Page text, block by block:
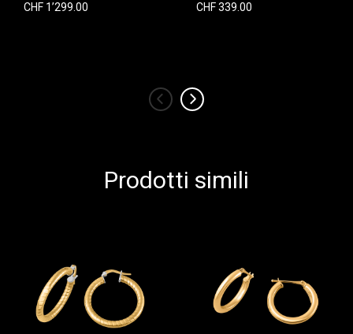
CHF 1’299.00 CHF 339.00
‹ ›
Prodotti simili